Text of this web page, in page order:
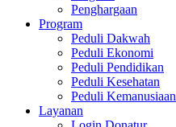
Penghargaan
Program
Peduli Dakwah
Peduli Ekonomi
Peduli Pendidikan
Peduli Kesehatan
Peduli Kemanusiaan
Layanan